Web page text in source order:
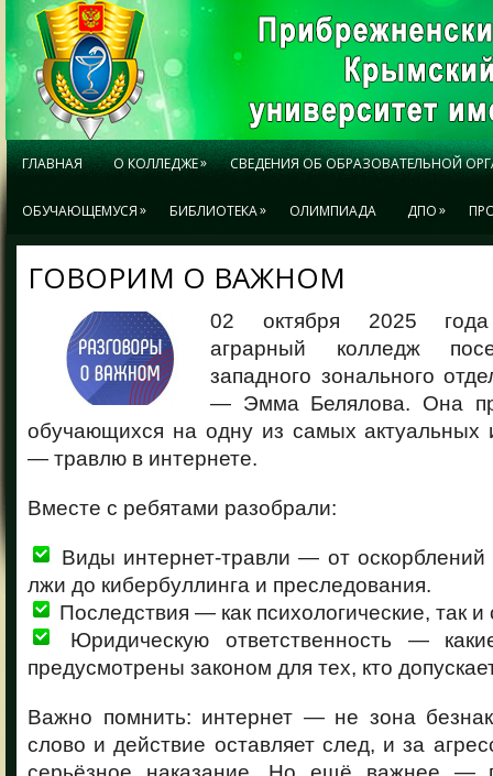
ГЛАВНАЯ О КОЛЛЕДЖЕ» СВЕДЕНИЯ ОБ ОБРАЗОВАТЕЛЬНОЙ
ОБУЧАЮЩЕМУСЯ» БИБЛИОТЕКА» ОЛИМПИАДА ДПО»
ГОВОРИМ О ВАЖНОМ
02 октября 2025 года
аграрный колледж
западного зонального
— Эмма Белялова. Она
обучающихся на одну из самых актуальных
— травлю в интернете.
Вместе с ребятами разобрали:
Виды интернет-травли — от оскорблений
лжи до кибербуллинга и преследования.
Последствия — как психологические, так
Юридическую ответственность —
предусмотрены законом для тех, кто
Важно помнить: интернет — не зона
слово и действие оставляет след, и за